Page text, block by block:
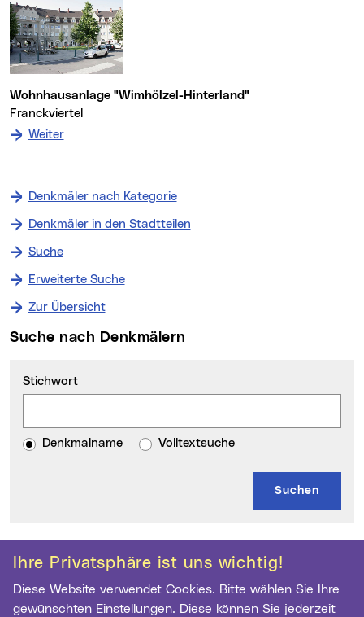
Ihre Privatsphäre ist uns wichtig!
Diese Website verwendet Cookies. Bitte wählen Sie Ihre
gewünschten Einstellungen. Diese können Sie jederzeit
Wohnhausanlage "Wimhölzel-Hinterland"
Franckviertel
Weiter: zum Denkmal Wohnhausanlage "Wimhölzel-
Denkmäler nach Kategorie
Denkmäler in den Stadtteilen
Suche
Erweiterte Suche
Zur Übersicht
Suche nach Denkmälern
Stichwort
Denkmalname Volltextsuche
Weitere Informationen
Kontakt
Archiv der Stadt Linz